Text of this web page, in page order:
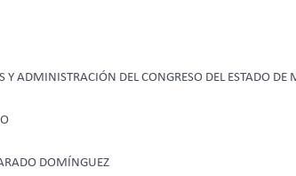
Y ADMINISTRACIÓN DEL CONGRESO DEL ESTADO DE
DOMÍNGUEZ